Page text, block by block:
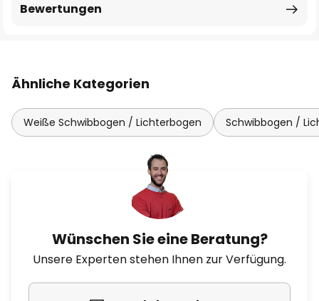
Bewertungen
Ähnliche Kategorien
Weiße Schwibbogen / Lichterbogen Schwibbogen /
Wünschen Sie eine Beratung?
Unsere Experten stehen Ihnen zur Verfügung.